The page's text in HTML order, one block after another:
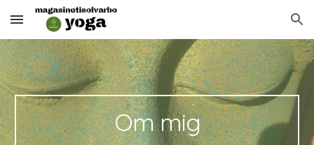
Skip to main content Skip to navigation
Om mig